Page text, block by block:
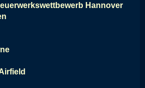
Hannover